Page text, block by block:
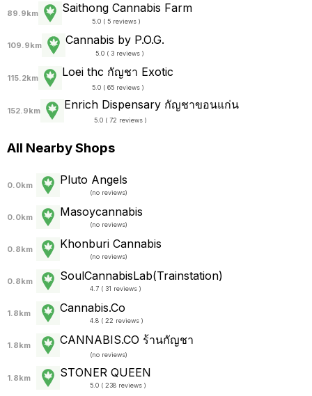
89.9km Saithong Cannabis Farm
5.0 ( 5 reviews )
109.9km Cannabis by P.O.G.
5.0 ( 3 reviews )
115.2km Loei thc กัญชา Exotic
5.0 ( 65 reviews )
152.9km Enrich Dispensary กัญชาขอนแก่น
5.0 ( 72 reviews )
All Nearby Shops
0.0km Pluto Angels
(no reviews)
0.0km Masoycannabis
(no reviews)
0.8km Khonburi Cannabis
(no reviews)
0.8km SoulCannabisLab(Trainstation)
4.7 ( 31 reviews )
1.8km Cannabis.Co
4.8 ( 22 reviews )
1.8km CANNABIS.CO ร้านกัญชา
(no reviews)
1.8km STONER QUEEN
5.0 ( 238 reviews )